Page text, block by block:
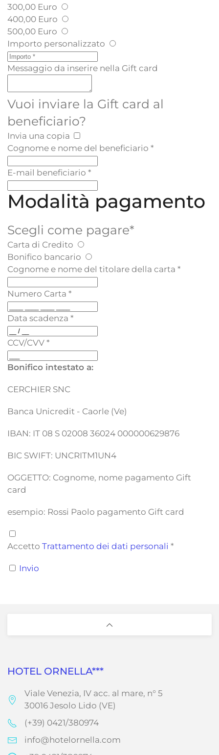
300,00 Euro
400,00 Euro
500,00 Euro
Importo personalizzato
Messaggio da inserire nella Gift card
Vuoi inviare la Gift card al
beneficiario?
Invia una copia
Cognome e nome del beneficiario *
E-mail beneficiario *
Modalità pagamento
Scegli come pagare*
Carta di Credito
Bonifico bancario
Cognome e nome del titolare della carta *
Numero Carta *
Data scadenza *
CCV/CVV *
Bonifico intestato a:
CERCHIER SNC
Banca Unicredit - Caorle (Ve)
IBAN: IT 08 S 02008 36024 000000629876
BIC SWIFT: UNCRITM1UN4
OGGETTO: Cognome, nome pagamento Gift
card
esempio: Rossi Paolo pagamento Gift card
Accetto Trattamento dei dati personali *
Invio
HOTEL ORNELLA***
Viale Venezia, IV acc. al mare, n° 5
30016 Jesolo Lido (VE)
(+39) 0421/380974
info@hotelornella.com